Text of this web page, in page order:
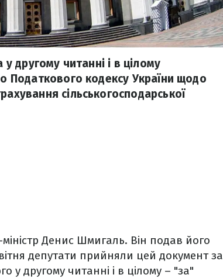
другому читанні і в цілому
Податкового кодексу України щодо
сільськогосподарської
міністр Денис Шмигаль. Він подав його
депутати прийняли цей документ за
у другому читанні і в цілому – "за"